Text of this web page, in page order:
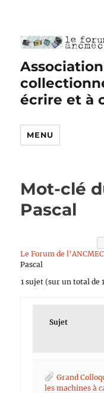
écrire et à
MENU
Mot-clé
Pascal
Le Forum de
Pascal
1 sujet (sur un total de
Sujet
Grand
les machines à